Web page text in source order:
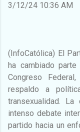
3/12/24 10:36 AM
(InfoCatólica) El
ha cambiado
Congreso
respaldo a
transexualidad.
intenso debate
partido hacia un